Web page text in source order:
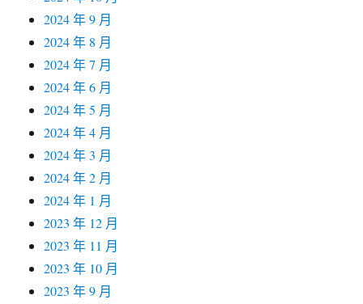
2024 年 9 月
2024 年 8 月
2024 年 7 月
2024 年 6 月
2024 年 5 月
2024 年 4 月
2024 年 3 月
2024 年 2 月
2024 年 1 月
2023 年 12 月
2023 年 11 月
2023 年 10 月
2023 年 9 月